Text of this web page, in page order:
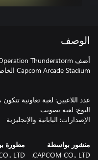
الوصف
الإصدارات: اليابانية والإنجليزية
منشور بواسطة
CAPCOM CO., LTD.
مطورة
LTD.